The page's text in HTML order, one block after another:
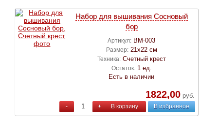
Набор для вышивания Сосновый
бор
Артикул: ВМ-003
Размер: 21х22 см
Техника: Счетный крест
Остаток: 1 ед.
Есть в наличии
1822,00руб.
- + В корзину В избранное